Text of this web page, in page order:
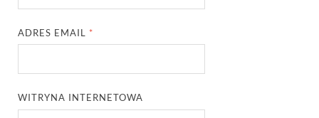
ADRES EMAIL *
WITRYNA INTERNETOWA